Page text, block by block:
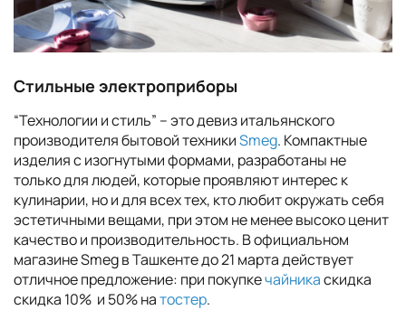
Стильные электроприборы
“Технологии и стиль” – это девиз итальянского
производителя бытовой техникиSmeg. Компактные
изделия с изогнутыми формами, разработаны не
только для людей, которые проявляют интерес к
кулинарии, но и для всех тех, кто любит окружать себя
эстетичными вещами, при этом не менее высоко ценит
качество и производительность. В официальном
магазине Smeg в Ташкенте до 21 марта действует
отличное предложение: при покупкечайникаскидка
скидка 10% и 50% натостер.